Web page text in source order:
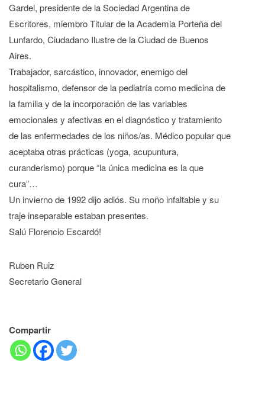
Gardel, presidente de la Sociedad Argentina de
Escritores, miembro Titular de la Academia Porteña del
Lunfardo, Ciudadano Ilustre de la Ciudad de Buenos
Aires.
Trabajador, sarcástico, innovador, enemigo del
hospitalismo, defensor de la pediatría como medicina de
la familia y de la incorporación de las variables
emocionales y afectivas en el diagnóstico y tratamiento
de las enfermedades de los niños/as. Médico popular que
aceptaba otras prácticas (yoga, acupuntura,
curanderismo) porque “la única medicina es la que
cura”…
Un invierno de 1992 dijo adiós. Su moño infaltable y su
traje inseparable estaban presentes.
Salú Florencio Escardó!
Ruben Ruiz
Secretario General
Compartir